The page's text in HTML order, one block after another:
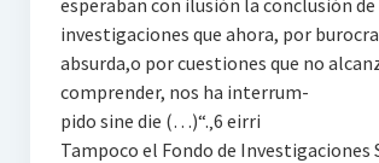
esperaban con ilusión la conclusión
investigaciones que ahora, por
absurda,o por cuestiones que no
comprender, nos ha interrum-
pido sine die (…)“.‚6 eirri
Tampoco el Fondo de Investigaciones